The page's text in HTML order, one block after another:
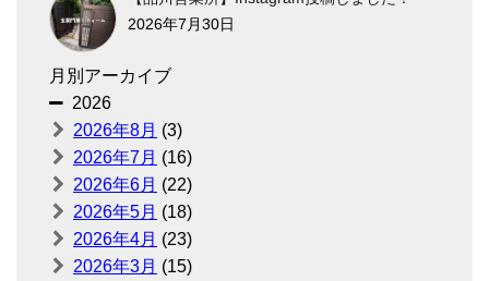
2026年7月30日
月別アーカイブ
2026
2026年8月 (3)
2026年7月 (16)
2026年6月 (22)
2026年5月 (18)
2026年4月 (23)
2026年3月 (15)